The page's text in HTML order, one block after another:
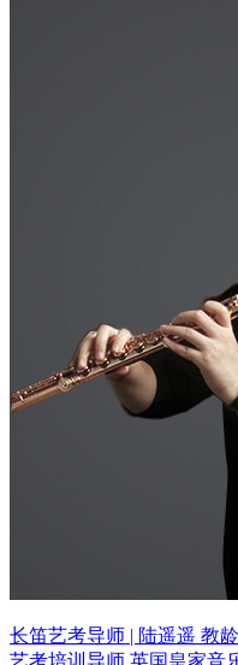
长笛艺考导师 | 陆遥遥 教